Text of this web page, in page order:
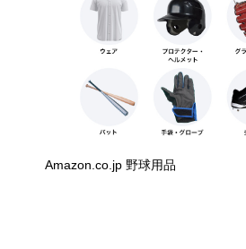
Amazon.co.jp 野球用品